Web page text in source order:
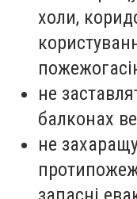
холи,
не
балконах
не